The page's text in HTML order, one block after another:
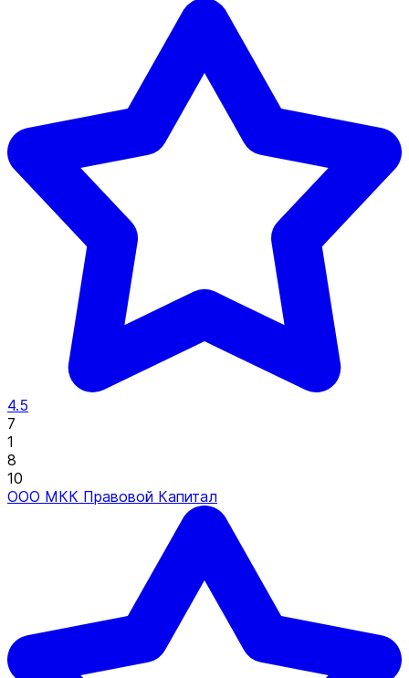
4.5
7
1
8
10
ООО МКК Правовой Капитал